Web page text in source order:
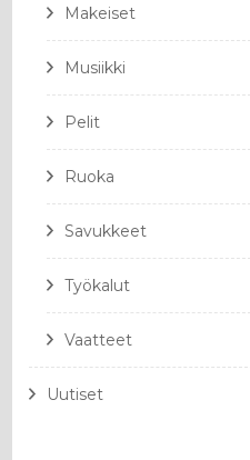
Makeiset
Musiikki
Pelit
Ruoka
Savukkeet
Työkalut
Vaatteet
Uutiset